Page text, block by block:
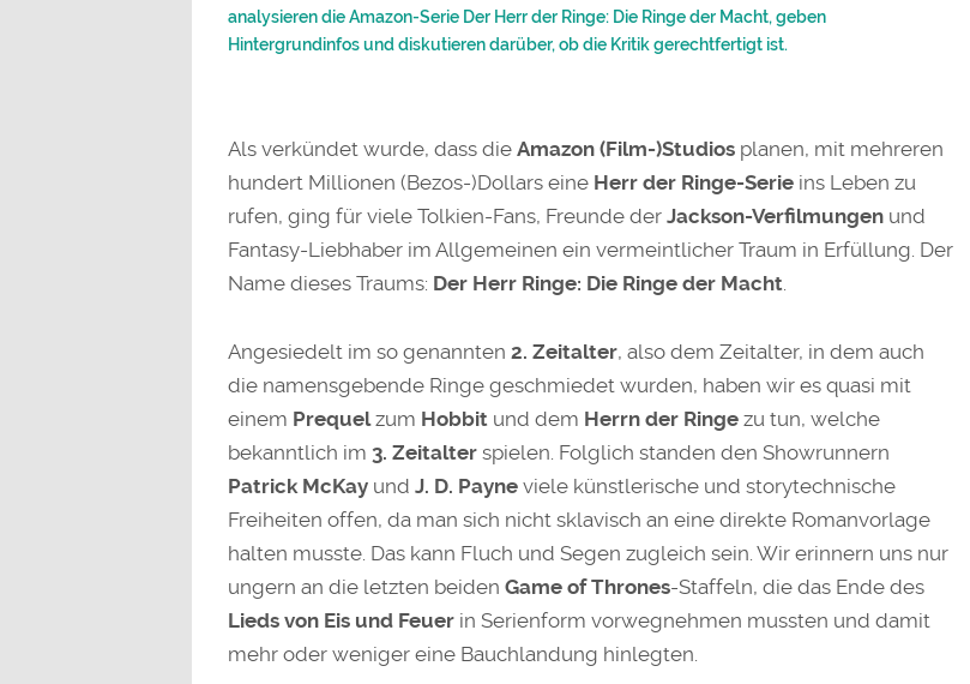
analysieren die Amazon-Serie Der Herr der Ringe: Die Ringe der Macht, geben
Hintergrundinfos und diskutieren darüber, ob die Kritik gerechtfertigt ist.
Als verkündet wurde, dass die Amazon (Film-)Studiosplanen, mit mehreren
hundert Millionen (Bezos-)Dollars eine Herr der Ringe-Serieins Leben zu
rufen, ging für viele Tolkien-Fans, Freunde der Jackson-Verfilmungenund
Fantasy-Liebhaber im Allgemeinen ein vermeintlicher Traum in Erfüllung. Der
Name dieses Traums: Der Herr Ringe: Die Ringe der Macht
Angesiedelt im so genannten 2. Zeitalter, also dem Zeitalter, in dem auch
die namensgebende Ringe geschmiedet wurden, haben wir es quasi mit
einem Prequelzum Hobbitund dem Herrn der Ringezu tun, welche
bekanntlich im 3. Zeitalterspielen. Folglich standen den Showrunnern
Patrick McKayund J. D. Payneviele künstlerische und storytechnische
Freiheiten offen, da man sich nicht sklavisch an eine direkte Romanvorlage
halten musste. Das kann Fluch und Segen zugleich sein. Wir erinnern uns nur
ungern an die letzten beiden Game of Thrones-Staffeln, die das Ende des
Lieds von Eis und Feuerin Serienform vorwegnehmen mussten und damit
mehr oder weniger eine Bauchlandung hinlegten.